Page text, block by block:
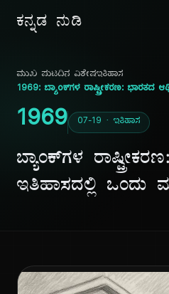
ಕನ್ನಡ ನುಡಿ
ಮುಖ ಪುಟದಿನ ವಿಶೇಷಇತಿಹಾಸ
1969 07-19 · ಇತಿಹಾಸ
ಬ್ಯಾಂಕ್‌ಗಳ
ಇತಿಹಾಸದಲ್ಲಿ ಒಂದು